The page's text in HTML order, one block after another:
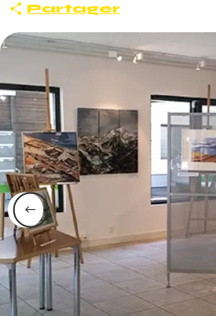
Partager